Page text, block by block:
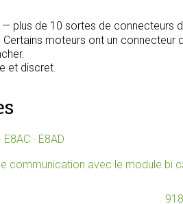
— plus de 10 sortes de connecteurs
moteurs ont un connecteur
et discret.
· E8AC · E8AD
communication avec le module bi